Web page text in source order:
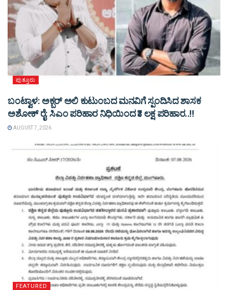
ಪುತ್ತೂರು
ಬಂಟ್ವಾಳ: ಅಕ್ಬರ್ ಅಲಿ ಕುಟುಂಬದ ಮನವಿಗೆ ಸ್ಪಂದಿಸಿದ ಶಾಸಕ
ಅಶೋಕ್ ರೈ: ಸಿಎಂ ಪರಿಹಾರ ನಿಧಿಯಿಂದ ₹3 ಲಕ್ಷ ಪರಿಹಾರ..!!
AUGUST 7, 2026
FEATURED